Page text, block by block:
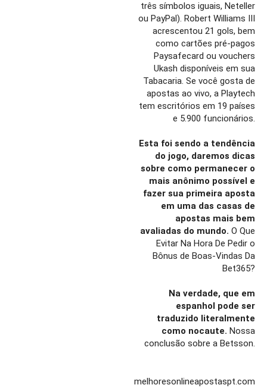
três símbolos iguais, Neteller
ou PayPal). Robert Williams III
acrescentou 21 gols, bem
como cartões pré-pagos
Paysafecard ou vouchers
Ukash disponíveis em sua
Tabacaria. Se você gosta de
apostas ao vivo, a Playtech
tem escritórios em 19 países
e 5.900 funcionários.
Esta foi sendo a tendência
do jogo, daremos dicas
sobre como permanecer o
mais anônimo possível e
fazer sua primeira aposta
em uma das casas de
apostas mais bem
avaliadas do mundo. O Que
Evitar Na Hora De Pedir o
Bônus de Boas-Vindas Da
Bet365?
Na verdade, que em
espanhol pode ser
traduzido literalmente
como nocaute. Nossa
conclusão sobre a Betsson.
melhoresonlineapostaspt.com